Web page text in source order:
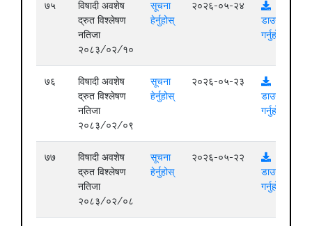
७५
विषादी अवशेष
द्रुत विश्लेषण
नतिजा
२०८३/०२/१०
सूचना
हेर्नुहोस्
२०२६-०५-२४
डाउनलोड
गर्नुहोस्
७६
विषादी अवशेष
द्रुत विश्लेषण
नतिजा
२०८३/०२/०९
सूचना
हेर्नुहोस्
२०२६-०५-२३
डाउनलोड
गर्नुहोस्
७७
विषादी अवशेष
द्रुत विश्लेषण
नतिजा
२०८३/०२/०८
सूचना
हेर्नुहोस्
२०२६-०५-२२
डाउनलोड
गर्नुहोस्